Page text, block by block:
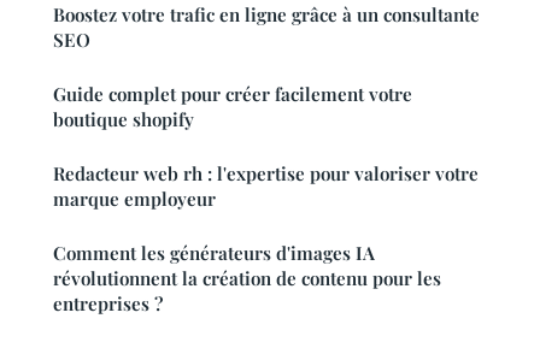
Boostez votre trafic en ligne grâce à un consultante
SEO
Guide complet pour créer facilement votre
boutique shopify
Redacteur web rh : l'expertise pour valoriser votre
marque employeur
Comment les générateurs d'images IA
révolutionnent la création de contenu pour les
entreprises ?